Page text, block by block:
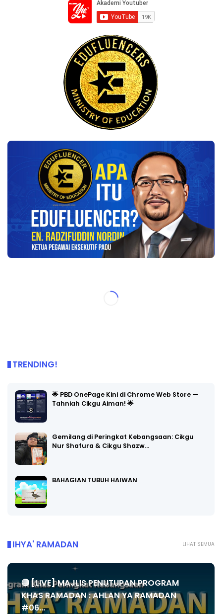
TRENDING!
🌟 PBD OnePage Kini di Chrome Web Store —
Tahniah Cikgu Aiman! 🌟
Gemilang di Peringkat Kebangsaan: Cikgu
Nur Shafura & Cikgu Shazw…
BAHAGIAN TUBUH HAIWAN
LIHAT SEMUA
IHYA' RAMADAN
🔴 [LIVE] MAJLIS PENUTUPAN PROGRAM
KHAS RAMADAN : AHLAN YA RAMADAN
#06...